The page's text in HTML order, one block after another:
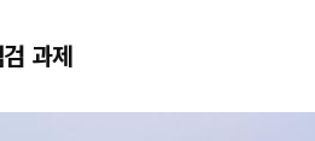
과제